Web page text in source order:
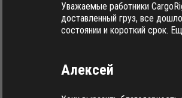
Уважаемые работники
доставленный груз, все
состоянии и короткий срок.
Алексей